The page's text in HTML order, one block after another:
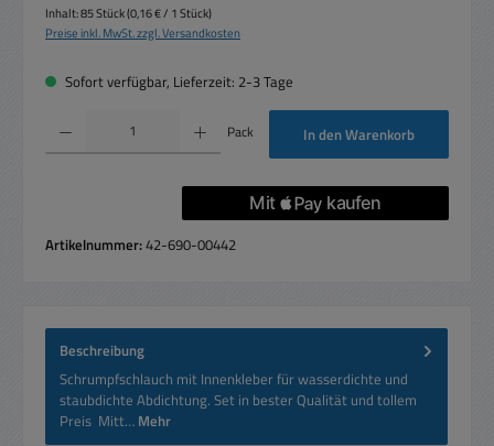
Inhalt:85 Stück(0,16 € / 1 Stück)
Preise inkl. MwSt. zzgl. Versandkosten
Sofort verfügbar, Lieferzeit: 2-3 Tage
Produkt Anzahl: Gib den gewünschten Wert ein oder benutze die Schaltflächen um
Pack In den Warenkorb
Artikelnummer:42-690-00442
Beschreibung
Schrumpfschlauch mit Innenkleber für wasserdichte und
staubdichte Abdichtung. Set in bester Qualität und tollem
Preis Mitt… Mehr